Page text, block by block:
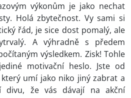
výkonům je jako nechat
Holá zbytečnost. Vy sami si
řád, je sice dost pomalý, ale
A výhradně s předem
výsledkem. Zisk! Tohle
motivační heslo. Jste od
umí jako niko jiný zabrat a
divu, že vás dávají na akční